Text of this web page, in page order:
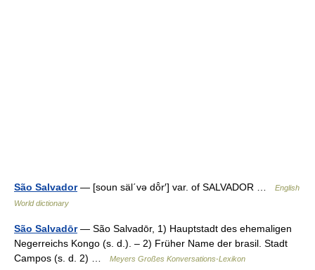
São Salvador— [soun säl΄və dō̂r′] var. of SALVADOR …
English
World dictionary
São Salvadōr— São Salvadōr, 1) Hauptstadt des ehemaligen
Negerreichs Kongo (s. d.). – 2) Früher Name der brasil. Stadt
Campos (s. d. 2) …
Meyers Großes Konversations-Lexikon